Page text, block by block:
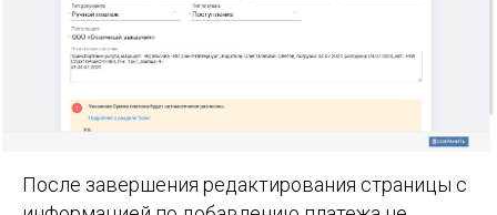
После завершения редактирования страницы с